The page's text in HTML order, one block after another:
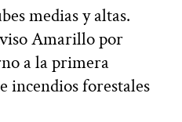
medias y altas.
Amarillo por
a la primera
incendios forestales